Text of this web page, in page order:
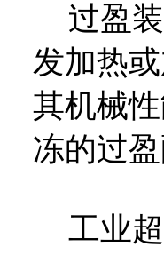
过盈装
发加热
其机械
冻的过
工业超